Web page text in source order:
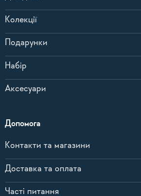
Колекції
Подарунки
Набір
Аксесуари
Допомога
Контакти та магазини
Доставка та оплата
Часті питання